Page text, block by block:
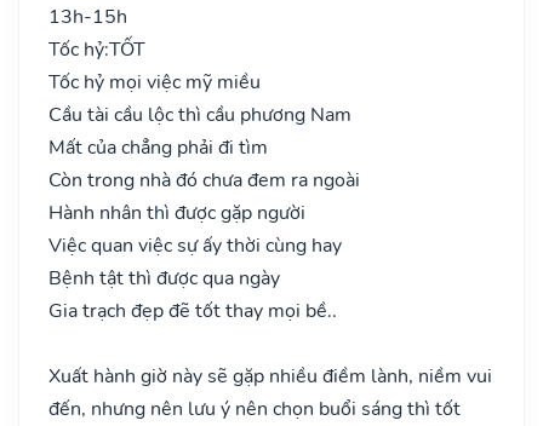
13h-15h
Tốc hỷ:TỐT
Tốc hỷ mọi việc mỹ miều
Cầu tài cầu lộc thì cầu phương Nam
Mất của chẳng phải đi tìm
Còn trong nhà đó chưa đem ra ngoài
Hành nhân thì được gặp người
Việc quan việc sự ấy thời cùng hay
Bệnh tật thì được qua ngày
Gia trạch đẹp đẽ tốt thay mọi bề..
Xuất hành giờ này sẽ gặp nhiều điềm lành, niềm vui
đến, nhưng nên lưu ý nên chọn buổi sáng thì tốt